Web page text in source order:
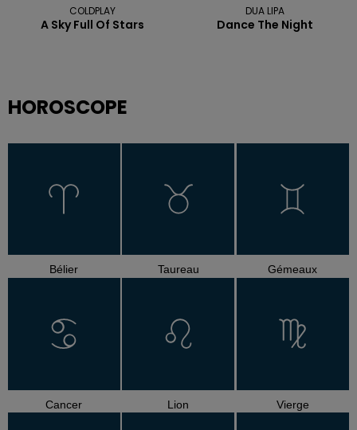
COLDPLAY
A Sky Full Of Stars
DUA LIPA
Dance The Night
HOROSCOPE
Bélier Taureau Gémeaux
Cancer Lion Vierge